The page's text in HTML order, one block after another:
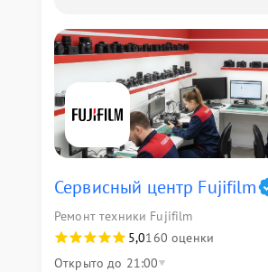
Сервисный центр Fujifilm
Ремонт техники Fujifilm
5,0160 оценки
Открыто до 21:00